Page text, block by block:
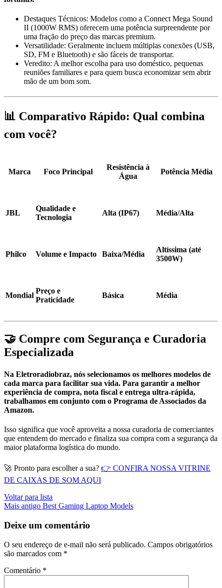
Destaques Técnicos: Modelos como a Connect Mega Sound
II (1000W RMS) oferecem uma potência surpreendente por
uma fração do preço das marcas premium.
Versatilidade: Geralmente incluem múltiplas conexões (USB,
SD, FM e Bluetooth) e são fáceis de transportar.
Veredito: A melhor escolha para uso doméstico, pequenas
reuniões familiares e para quem busca economizar sem abrir
mão de um bom som.
📊 Comparativo Rápido: Qual combina
com você?
Marca Foco Principal
Resistência à
Água
Potência Média
JBL
Qualidade e
Tecnologia
Alta (IP67) Média/Alta
Philco Volume e Impacto Baixa/Média
Altíssima (até
3500W)
Mondial
Preço e
Praticidade
Básica Média
🤝 Compre com Segurança e Curadoria
Especializada
Na Eletroradiobraz, nós selecionamos os melhores modelos de
cada marca para facilitar sua vida. Para garantir a melhor
experiência de compra, nota fiscal e entrega ultra-rápida,
trabalhamos em conjunto com o Programa de Associados da
Amazon.
Isso significa que você aproveita a nossa curadoria de comerciantes
que entendem do mercado e finaliza sua compra com a segurança da
maior plataforma logística do mundo.
🚀 Pronto para escolher a sua? 👉 CONFIRA NOSSA VITRINE
DE CAIXAS DE SOM AQUI
Voltar para lista
Mais antigo Best Gaming Laptop Models
Deixe um comentário
O seu endereço de e-mail não será publicado. Campos obrigatórios
são marcados com *
Comentário *